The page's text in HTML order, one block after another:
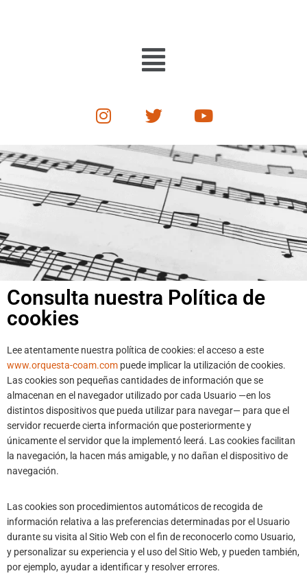
Consulta nuestra Política de
cookies
Lee atentamente nuestra política de cookies: el acceso a este
www.orquesta-coam.com puede implicar la utilización de cookies.
Las cookies son pequeñas cantidades de información que se
almacenan en el navegador utilizado por cada Usuario —en los
distintos dispositivos que pueda utilizar para navegar— para que el
servidor recuerde cierta información que posteriormente y
únicamente el servidor que la implementó leerá. Las cookies facilitan
la navegación, la hacen más amigable, y no dañan el dispositivo de
navegación.
Las cookies son procedimientos automáticos de recogida de
información relativa a las preferencias determinadas por el Usuario
durante su visita al Sitio Web con el fin de reconocerlo como Usuario,
y personalizar su experiencia y el uso del Sitio Web, y pueden también,
por ejemplo, ayudar a identificar y resolver errores.